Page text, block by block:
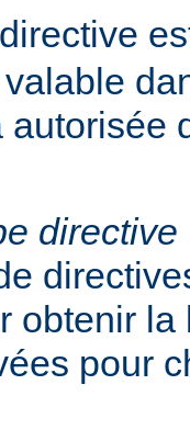
autorisée
directive
obtenir la
pour